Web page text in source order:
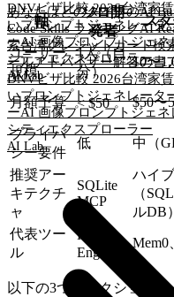
DNVビザ比較 2026台湾家
いプロンプトジェネレータ
ーAI 画像プロンプトジェネ
シティエクスプローラー
AI Lab
あなたはどのタイプのAI
Code Skills ランキングAI
索台湾クレジットカード検
ールアドバイザー解答の書
DNVビザ比較 2026台湾家
いプロンプトジェネレータ
ーAI 画像プロンプトジェネ
シティエクスプローラー
AI Lab
軸
ソロ開
発者
ス
ユーザー
規模
1人（自
分）
10〜
月額予算 < $50 $50〜
プライバ
シー要件
低 中（
推奨アー
キテクチ
ャ
SQLite
MCP
ハイ
（
ルDB）
代表ツー
ル
Hmem、
Engram
Mem0
以下の3つのセクション